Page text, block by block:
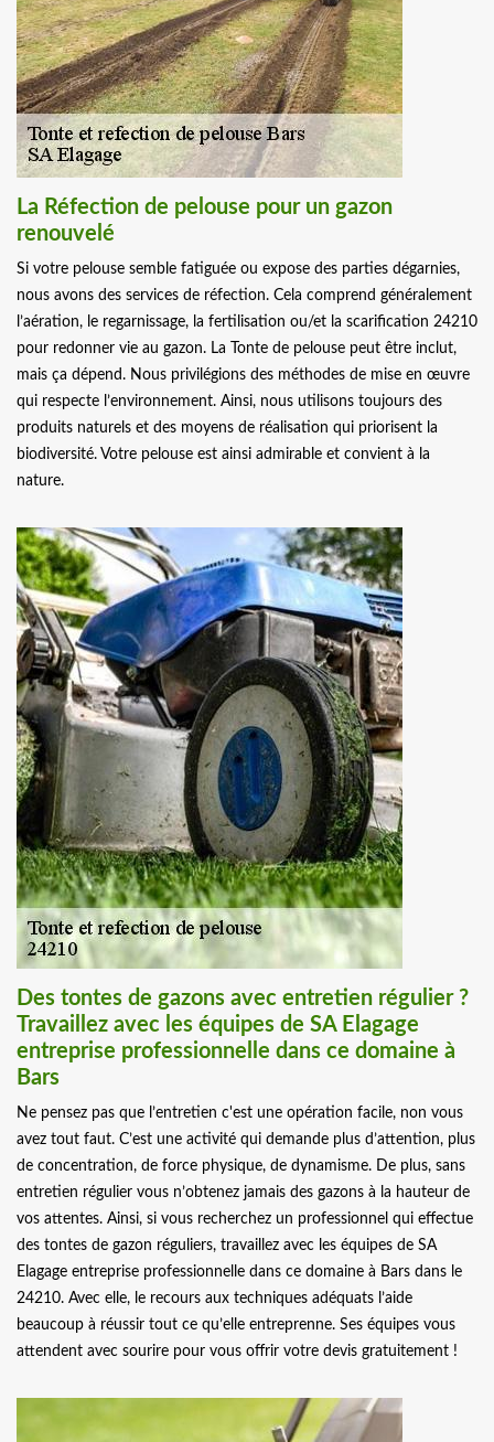
La Réfection de pelouse pour un gazon
renouvelé
Si votre pelouse semble fatiguée ou expose des parties dégarnies,
nous avons des services de réfection. Cela comprend généralement
l’aération, le regarnissage, la fertilisation ou/et la scarification 24210
pour redonner vie au gazon. La Tonte de pelouse peut être inclut,
mais ça dépend. Nous privilégions des méthodes de mise en œuvre
qui respecte l’environnement. Ainsi, nous utilisons toujours des
produits naturels et des moyens de réalisation qui priorisent la
biodiversité. Votre pelouse est ainsi admirable et convient à la
nature.
Des tontes de gazons avec entretien régulier ?
Travaillez avec les équipes de SA Elagage
entreprise professionnelle dans ce domaine à
Bars
Ne pensez pas que l’entretien c'est une opération facile, non vous
avez tout faut. C’est une activité qui demande plus d’attention, plus
de concentration, de force physique, de dynamisme. De plus, sans
entretien régulier vous n’obtenez jamais des gazons à la hauteur de
vos attentes. Ainsi, si vous recherchez un professionnel qui effectue
des tontes de gazon réguliers, travaillez avec les équipes de SA
Elagage entreprise professionnelle dans ce domaine à Bars dans le
24210. Avec elle, le recours aux techniques adéquats l’aide
beaucoup à réussir tout ce qu’elle entreprenne. Ses équipes vous
attendent avec sourire pour vous offrir votre devis gratuitement !